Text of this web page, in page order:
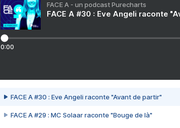
FACE A - un podcast Purecharts
FACE A #30 : Eve Angeli raconte
0:00
FACE A #30 : Eve Angeli raconte "Avant de partir"
FACE A #29 : MC Solaar raconte "Bouge de là"